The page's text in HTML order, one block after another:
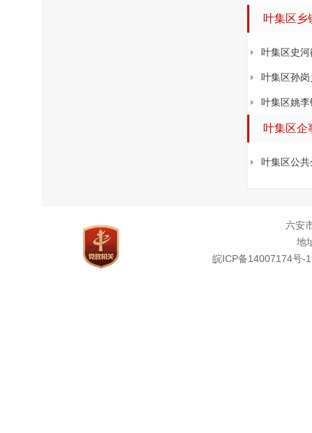
叶集区乡
叶集区史河
叶集区孙岗
叶集区姚李
叶集区企
叶集区公
六安
地
皖ICP备14007174号-1